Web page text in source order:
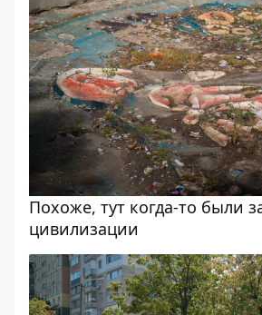
Похоже, тут когда-то были
цивилизации